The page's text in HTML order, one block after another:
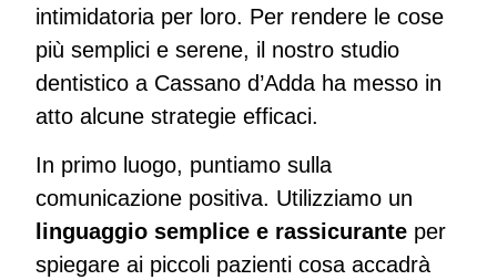
intimidatoria per loro. Per rendere le cose
più semplici e serene, il nostro studio
dentistico a Cassano d’Adda ha messo in
atto alcune strategie efficaci.
In primo luogo, puntiamo sulla
comunicazione positiva. Utilizziamo un
linguaggio semplice e rassicurante per
spiegare ai piccoli pazienti cosa accadrà